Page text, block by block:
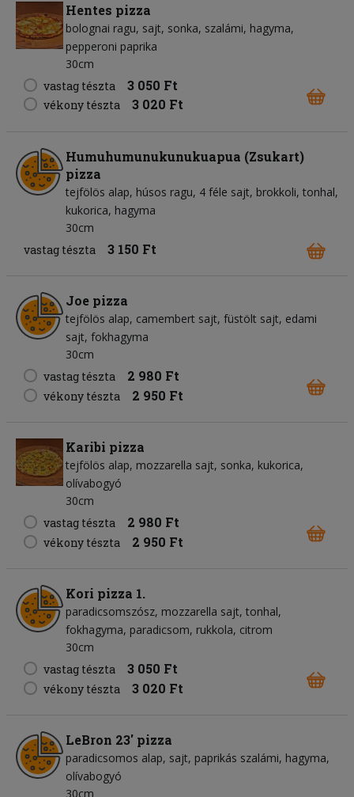
Hentes pizza
bolognai ragu sajt sonka szalámi hagyma
pepperoni paprika
30cm
vastag tészta
3 050 Ft
vékony tészta 3 020 Ft
Humuhumunukunukuapua (Zsukart)
pizza
tejfölös alap húsos ragu 4 féle sajt brokkoli tonhal
kukorica hagyma
30cm
vastag tészta
3 150 Ft
Joe pizza
tejfölös alap camembert sajt füstölt sajt edami
sajt fokhagyma
30cm
vastag tészta
2 980 Ft
vékony tészta 2 950 Ft
Karibi pizza
tejfölös alap mozzarella sajt sonka kukorica
olívabogyó
30cm
vastag tészta
2 980 Ft
vékony tészta 2 950 Ft
Kori pizza 1.
paradicsomszósz mozzarella sajt tonhal
fokhagyma paradicsom rukkola citrom
30cm
vastag tészta
3 050 Ft
vékony tészta 3 020 Ft
LeBron 23' pizza
paradicsomos alap sajt paprikás szalámi hagyma
olívabogyó
30cm